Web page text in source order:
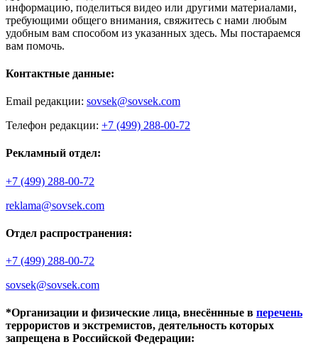
информацию, поделиться видео или другими материалами,
требующими общего внимания, свяжитесь с нами любым
удобным вам способом из указанных здесь. Мы постараемся
вам помочь.
Контактные данные:
Email редакции: sovsek@sovsek.com
Телефон редакции: +7 (499) 288-00-72
Рекламный отдел:
+7 (499) 288-00-72
reklama@sovsek.com
Отдел распространения:
+7 (499) 288-00-72
sovsek@sovsek.com
*Организации и физические лица, внесённные в перечень
террористов и экстремистов, деятельность которых
запрещена в Российской Федерации: